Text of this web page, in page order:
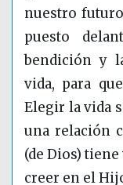
nuestro
puesto
bendición y
vida, para
Elegir la vida
una relación
(de Dios)
creer en el